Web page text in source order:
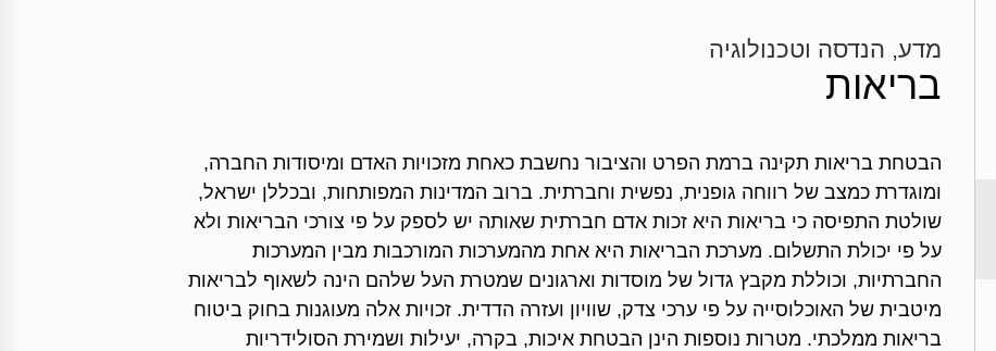
מדע, הנדסה וטכנולוגיה
בריאות
הבטחת בריאות תקינה ברמת הפרט והציבור נחשבת כאחת מזכויות האדם ומיסודות החברה,
ומוגדרת כמצב של רווחה גופנית, נפשית וחברתית. ברוב המדינות המפותחות, ובכללן ישראל,
שולטת התפיסה כי בריאות היא זכות אדם חברתית שאותה יש לספק על פי צורכי הבריאות ולא
על פי יכולת התשלום. מערכת הבריאות היא אחת מהמערכות המורכבות מבין המערכות
החברתיות, וכוללת מקבץ גדול של מוסדות וארגונים שמטרת העל שלהם הינה לשאוף לבריאות
מיטבית של האוכלוסייה על פי ערכי צדק, שוויון ועזרה הדדית. זכויות אלה מעוגנות בחוק ביטוח
בריאות ממלכתי. מטרות נוספות הינן הבטחת איכות, בקרה, יעילות ושמירת הסולידריות